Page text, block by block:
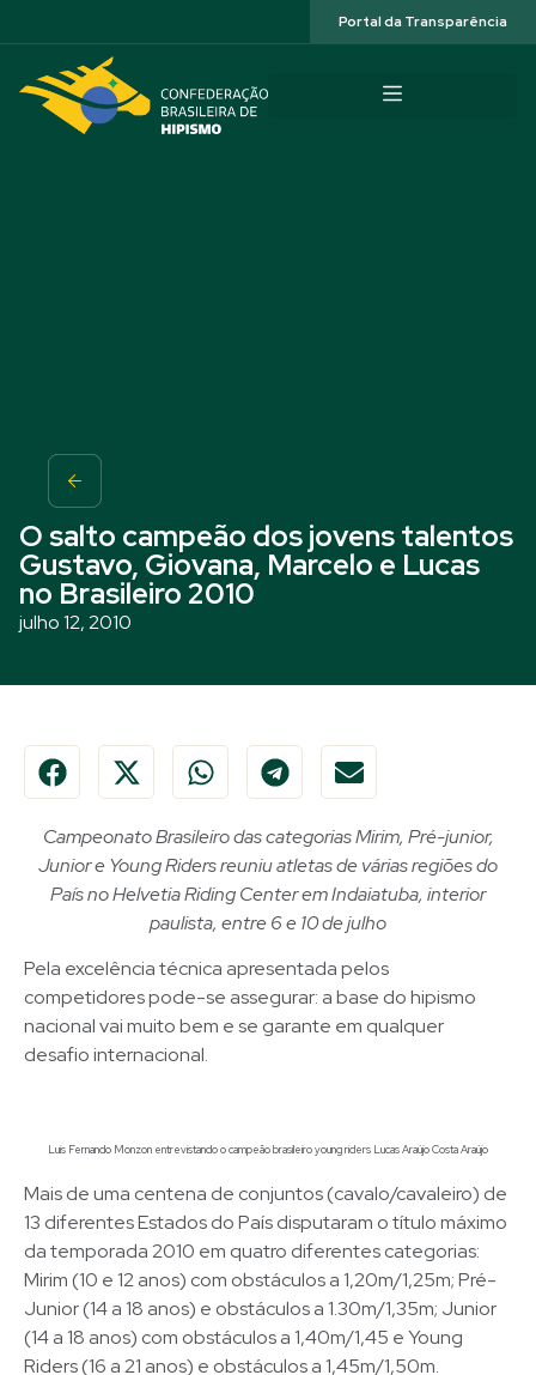
Portal da Transparência
O salto campeão dos jovens talentos
Gustavo, Giovana, Marcelo e Lucas
no Brasileiro 2010
julho 12, 2010
Campeonato Brasileiro das categorias Mirim, Pré-junior,
Junior e Young Riders reuniu atletas de várias regiões do
País no Helvetia Riding Center em Indaiatuba, interior
paulista, entre 6 e 10 de julho
Pela excelência técnica apresentada pelos
competidores pode-se assegurar: a base do hipismo
nacional vai muito bem e se garante em qualquer
desafio internacional.
Luis Fernando Monzon entrevistando o campeão brasileiro young riders Lucas Araújo Costa Araújo
Mais de uma centena de conjuntos (cavalo/cavaleiro) de
13 diferentes Estados do País disputaram o título máximo
da temporada 2010 em quatro diferentes categorias:
Mirim (10 e 12 anos) com obstáculos a 1,20m/1,25m; Pré-
Junior (14 a 18 anos) e obstáculos a 1.30m/1,35m; Junior
(14 a 18 anos) com obstáculos a 1,40m/1,45 e Young
Riders (16 a 21 anos) e obstáculos a 1,45m/1,50m.